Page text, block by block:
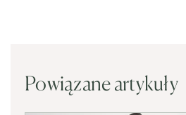
Powiązane artykuły